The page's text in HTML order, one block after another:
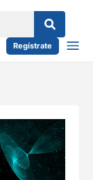
Regístrate